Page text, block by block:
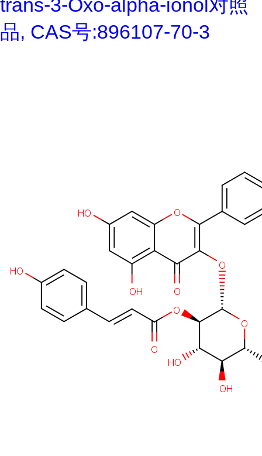
trans-3-Oxo-alpha-ionol对照
品, CAS号:896107-70-3